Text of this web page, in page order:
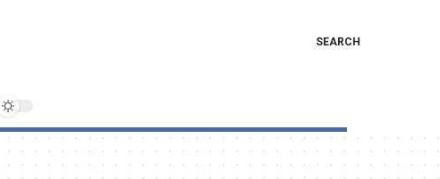
SEARCH